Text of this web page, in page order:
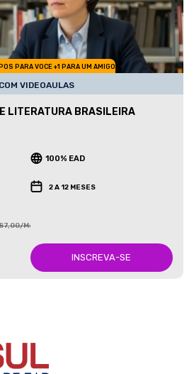
PARA VOCE +1 PARA UM AMIGO
COM VIDEOAULAS
LITERATURA BRASILEIRA
100% EAD
2 A 12 MESES
Mês
INSCREVA-SE